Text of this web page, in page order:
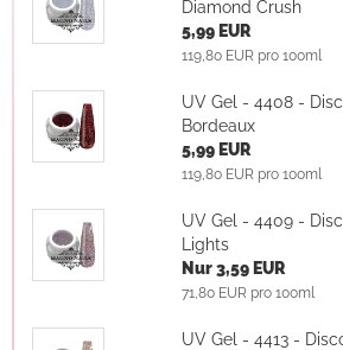
Diamond Crush
5,99 EUR
119,80 EUR pro 100ml
UV Gel - 4408 -
Bordeaux
5,99 EUR
119,80 EUR pro 100ml
UV Gel - 4409 -
Lights
Nur 3,59 EUR
71,80 EUR pro 100ml
UV Gel - 4413 -